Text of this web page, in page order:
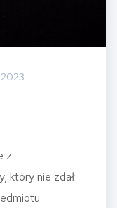
z
który nie zdał